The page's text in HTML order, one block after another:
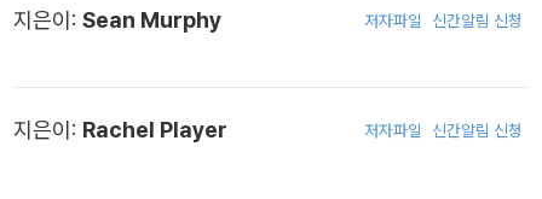
지은이: Sean Murphy 저자파일 신간알림 신청
지은이: Rachel Player 저자파일 신간알림 신청